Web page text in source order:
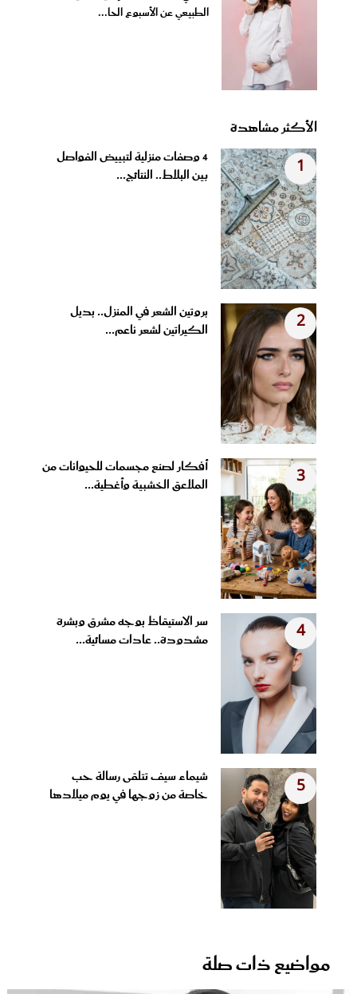
الطبيعي عن الأسبوع الحا...
الأكثر مشاهدة
1
4 وصفات منزلية لتبييض الفواصل
بين البلاط.. النتائج...
2
بروتين الشعر في المنزل.. بديل
الكيراتين لشعر ناعم...
3
أفكار لصنع مجسمات للحيوانات من
الملاعق الخشبية وأغطية...
4
سر الاستيقاظ بوجه مشرق وبشرة
مشدودة.. عادات مسائية...
5
شيماء سيف تتلقى رسالة حب
خاصة من زوجها في يوم ميلادها
مواضيع ذات صلة